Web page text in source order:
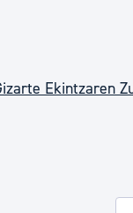
eta
Ekintzaren